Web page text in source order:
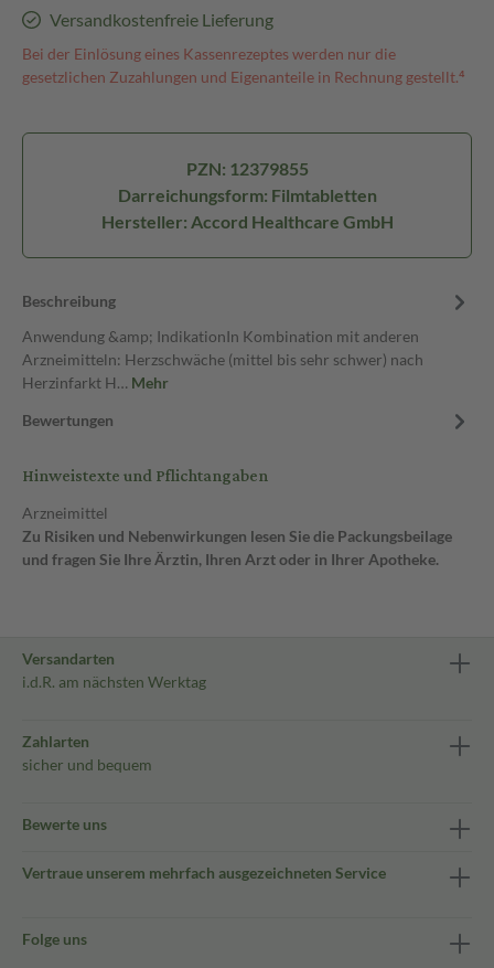
Versandkostenfreie Lieferung
Bei der Einlösung eines Kassenrezeptes werden nur die
gesetzlichen Zuzahlungen und Eigenanteile in Rechnung gestellt.⁴
PZN: 12379855
Darreichungsform: Filmtabletten
Hersteller: Accord Healthcare GmbH
Beschreibung
Anwendung &amp; IndikationIn Kombination mit anderen
Arzneimitteln: Herzschwäche (mittel bis sehr schwer) nach
Herzinfarkt H… Mehr
Bewertungen
Hinweistexte und Pflichtangaben
Arzneimittel
Zu Risiken und Nebenwirkungen lesen Sie die Packungsbeilage
und fragen Sie Ihre Ärztin, Ihren Arzt oder in Ihrer Apotheke.
Versandarten
i.d.R. am nächsten Werktag
Zahlarten
sicher und bequem
Bewerte uns
Vertraue unserem mehrfach ausgezeichneten Service
Folge uns